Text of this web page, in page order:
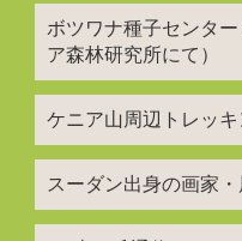
ボツワナ種子センタ
ア森林研究所にて）
ケニア山周辺トレッ
スーダン出身の画家